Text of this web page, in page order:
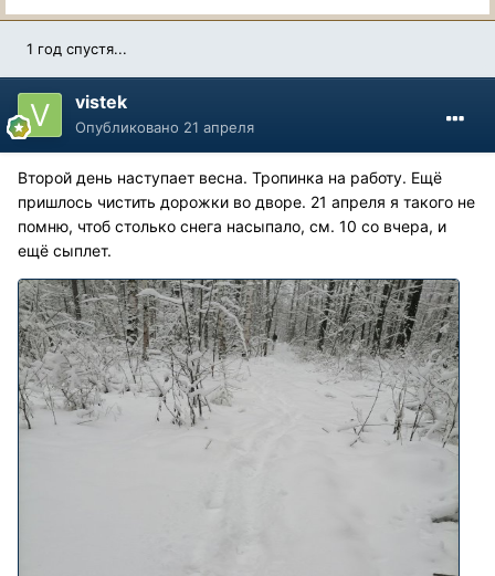
1 год спустя...
vistek
Опубликовано 21 апреля
Второй день наступает весна. Тропинка на работу. Ещё
пришлось чистить дорожки во дворе. 21 апреля я такого не
помню, чтоб столько снега насыпало, см. 10 со вчера, и
ещё сыплет.